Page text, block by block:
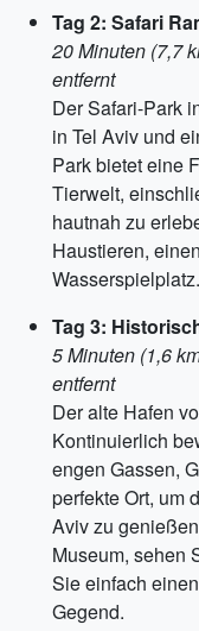
Tag 2: Safari
20 Minuten (7,7
entfernt
Der Safari-Park
in Tel Aviv und
Park bietet eine
Tierwelt,
hautnah zu
Haustieren,
Wasserspielplatz.
Tag 3:
5 Minuten (1,6
entfernt
Der alte Hafen
Kontinuierlich
engen Gassen,
perfekte Ort, um
Aviv zu
Museum, sehen
Sie einfach
Gegend.